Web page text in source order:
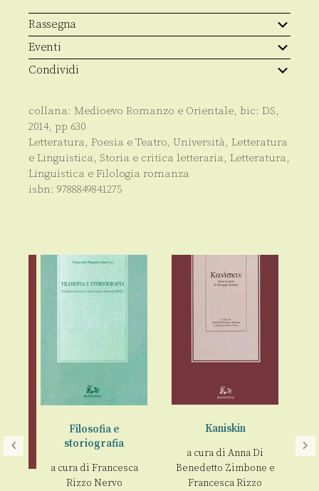
del
cronotopo
nelle
letterature
romanze
e
Rassegna
Eventi
Condividi
collana: Medioevo Romanzo e Orientale, bic: DS,
2014, pp 630
Letteratura, Poesia e Teatro, Università, Letteratura
e Linguistica, Storia e critica letteraria, Letteratura,
Linguistica e Filologia romanza
isbn: 9788849841275
Filosofia e
storiografia
a cura di Francesca
Rizzo Nervo
Kaniskin
a cura di Anna Di
Benedetto Zimbone e
Francesca Rizzo
Il